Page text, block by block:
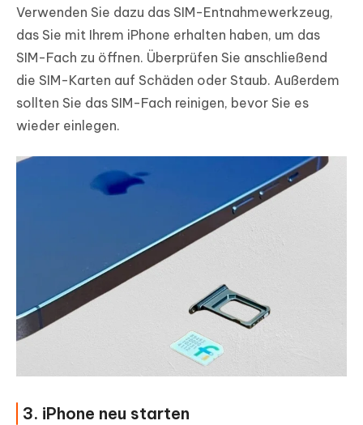
Verwenden Sie dazu das SIM-Entnahmewerkzeug,
das Sie mit Ihrem iPhone erhalten haben, um das
SIM-Fach zu öffnen. Überprüfen Sie anschließend
die SIM-Karten auf Schäden oder Staub. Außerdem
sollten Sie das SIM-Fach reinigen, bevor Sie es
wieder einlegen.
3. iPhone neu starten